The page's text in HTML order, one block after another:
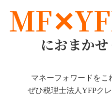
におまかせ
マネーフォワードをこ
ぜひ税理士法人YFPク